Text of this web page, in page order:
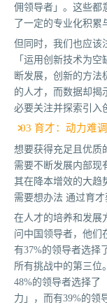
佣领导者」。这些都
了一定的专业化积累
但同时，我们也应该
「运用创新技术为
断发展，创新的方法
的人才，而数据却揭
必要关注并探索引入
03 育才：动力难
想要获得充足且优质
需要不断发展内部现
其在降本增效的大趋
需要想办法 通过育才
在人才的培养和发展
问中国领导者，他们
有37%的领导者选择
所有挑战中的第三
48%的领导者选择了
力」，而有39%的领